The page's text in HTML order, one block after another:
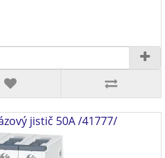
jistič 50A /41777/